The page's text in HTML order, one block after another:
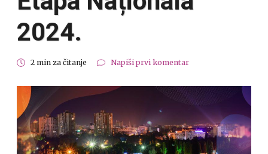
2024.
2 min za čitanje Napiši prvi komentar